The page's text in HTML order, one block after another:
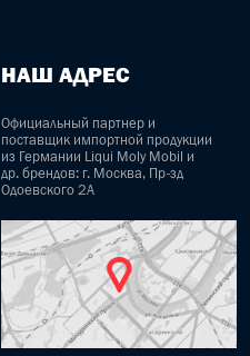
НАШ АДРЕС
Официальный партнер и
поставщик импортной продукции
из Германии Liqui Moly Mobil и
др. брендов: г. Москва, Пр-зд
Одоевского 2А